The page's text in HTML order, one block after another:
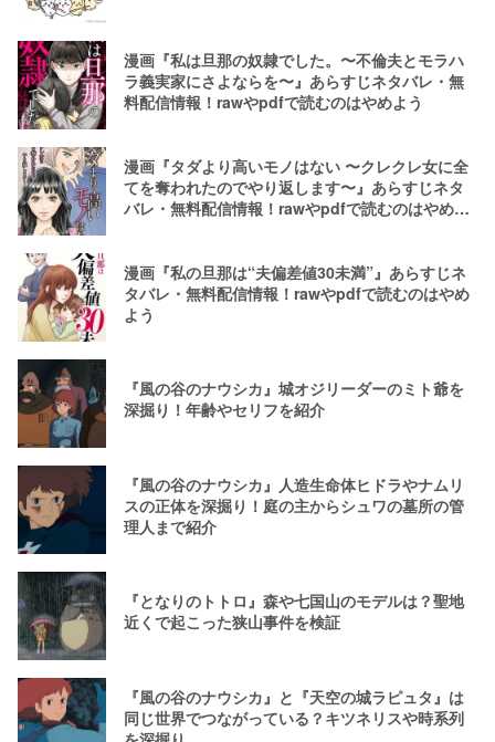
漫画『私は旦那の奴隷でした。〜不倫夫とモラハ
ラ義実家にさよならを〜』あらすじネタバレ・無
料配信情報！rawやpdfで読むのはやめよう
漫画『タダより高いモノはない 〜クレクレ女に全
てを奪われたのでやり返します〜』あらすじネタ
バレ・無料配信情報！rawやpdfで読むのはやめよ
漫画『私の旦那は“夫偏差値30未満”』あらすじネ
タバレ・無料配信情報！rawやpdfで読むのはやめ
よう
『風の谷のナウシカ』城オジリーダーのミト爺を
深掘り！年齢やセリフを紹介
『風の谷のナウシカ』人造生命体ヒドラやナムリ
スの正体を深掘り！庭の主からシュワの墓所の管
理人まで紹介
『となりのトトロ』森や七国山のモデルは？聖地
近くで起こった狭山事件を検証
『風の谷のナウシカ』と『天空の城ラピュタ』は
同じ世界でつながっている？キツネリスや時系列